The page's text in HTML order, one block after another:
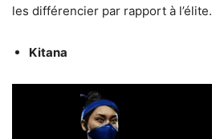
les différencier par rapport à l’élite.
Kitana